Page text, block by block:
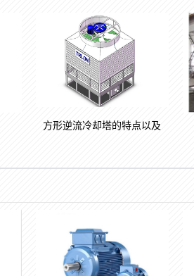
方形逆流冷却塔的特点以及